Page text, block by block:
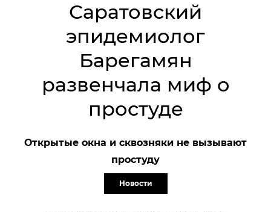
Саратовский
эпидемиолог
Барегамян
развенчала миф о
простуде
Открытые окна и сквозняки не вызывают
простуду
Новости